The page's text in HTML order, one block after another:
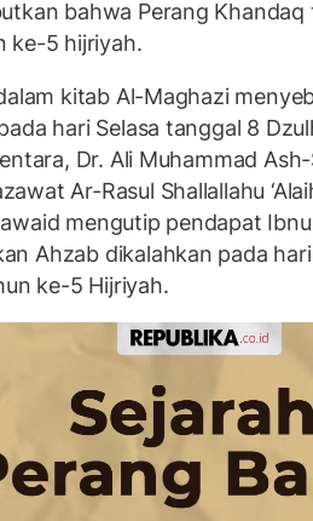
bahwa Perang
ke-5 hijriyah.
kitab Al-Maghazi
hari Selasa tanggal 8
Dr. Ali Muhammad
Ar-Rasul Shallallahu
mengutip pendapat
Ahzab dikalahkan pada
ke-5 Hijriyah.